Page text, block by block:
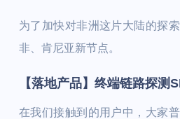
为了加快对非洲这片大陆的探
非、肯尼亚新节点。
【落地产品】终端链路探测
在我们接触到的用户中，大家